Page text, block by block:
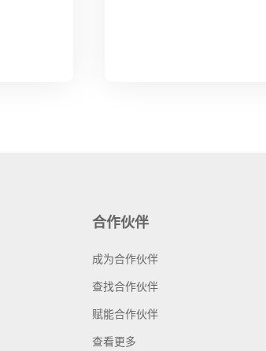
合作伙伴
成为合作伙伴
查找合作伙伴
赋能合作伙伴
查看更多